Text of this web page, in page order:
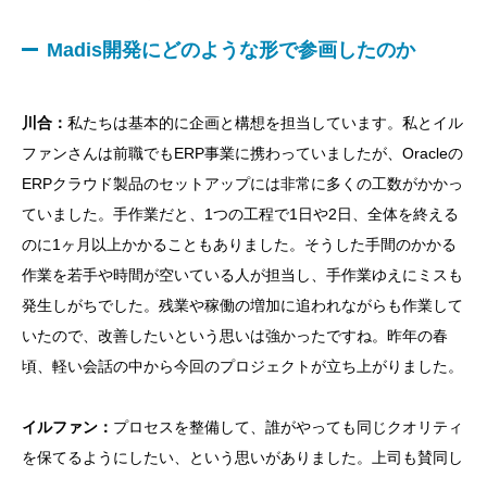
Madis開発にどのような形で参画したのか
川合： 私たちは基本的に企画と構想を担当しています。私とイル
ファンさんは前職でもERP事業に携わっていましたが、Oracleの
ERPクラウド製品のセットアップには非常に多くの工数がかかっ
ていました。手作業だと、1つの工程で1日や2日、全体を終える
のに1ヶ月以上かかることもありました。そうした手間のかかる
作業を若手や時間が空いている人が担当し、手作業ゆえにミスも
発生しがちでした。残業や稼働の増加に追われながらも作業して
いたので、改善したいという思いは強かったですね。昨年の春
頃、軽い会話の中から今回のプロジェクトが立ち上がりました。
イルファン： プロセスを整備して、誰がやっても同じクオリティ
を保てるようにしたい、という思いがありました。上司も賛同し